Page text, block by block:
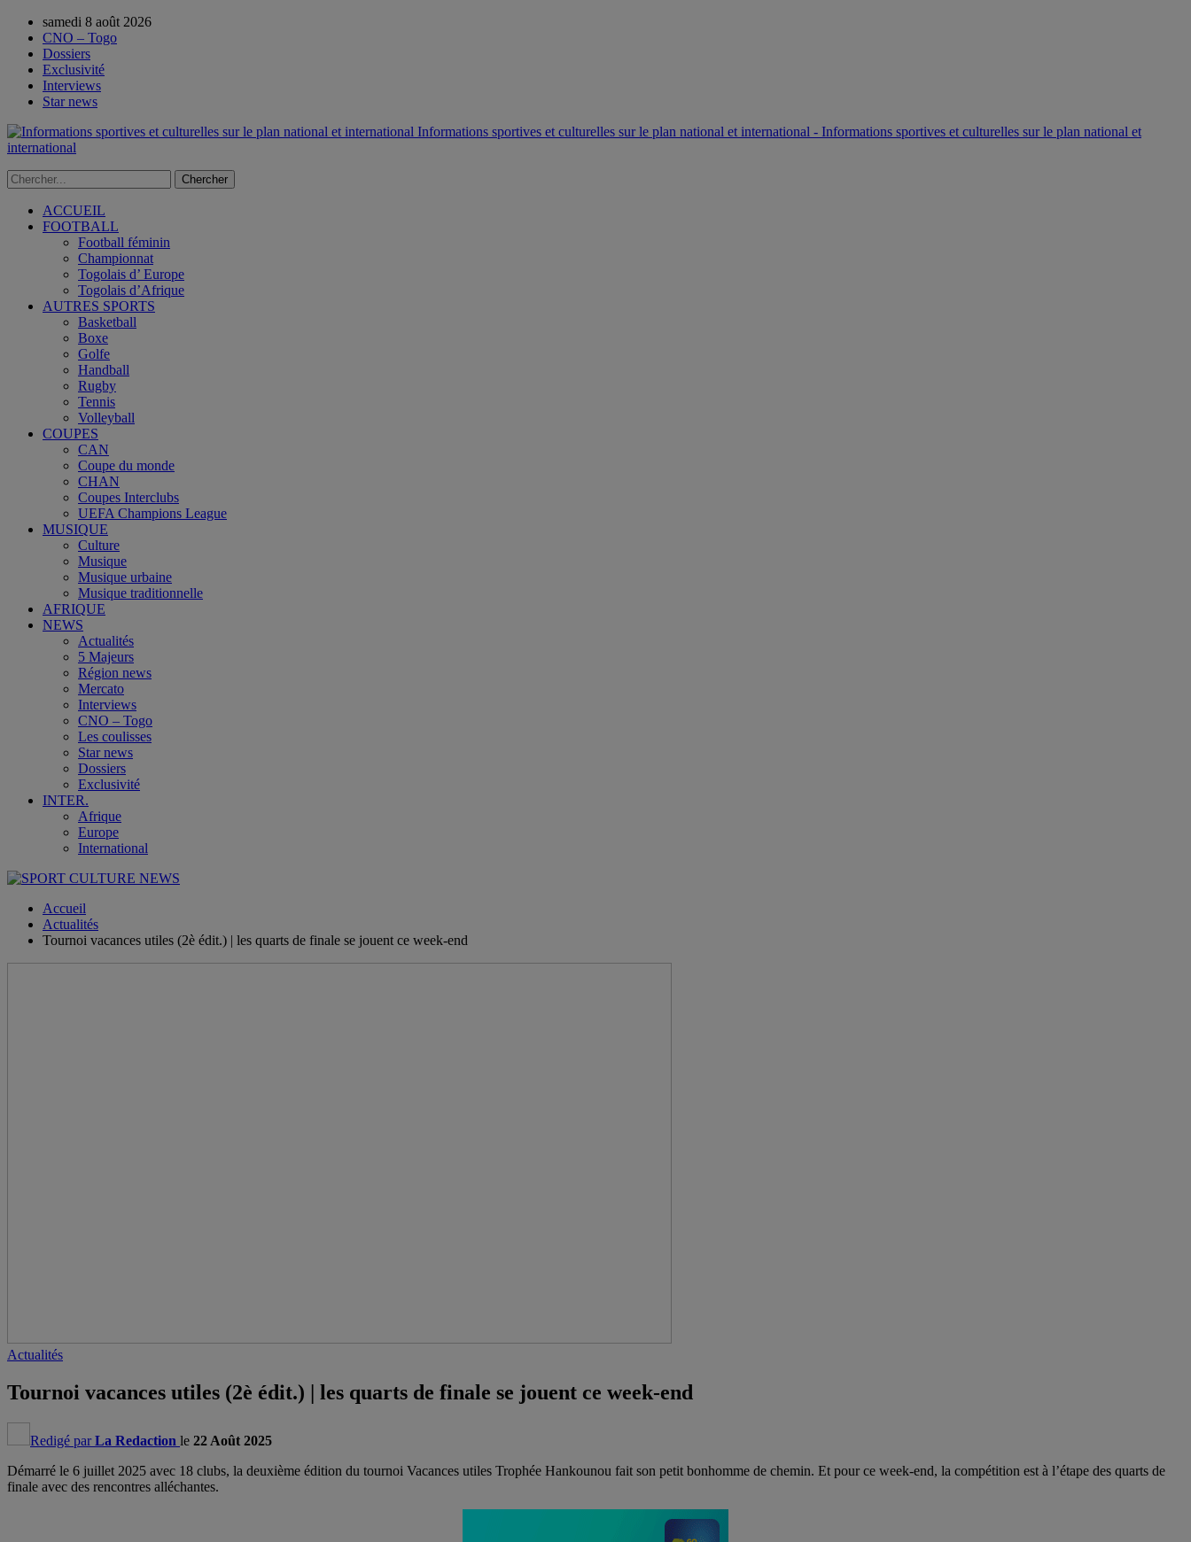
samedi 8 août 2026
CNO – Togo
Dossiers
Exclusivité
Interviews
Star news
Informations sportives et culturelles sur le plan national et international - Informations sportives et culturelles sur le plan national et
international
ACCUEIL
FOOTBALL
Football féminin
Championnat
Togolais d’ Europe
Togolais d’Afrique
AUTRES SPORTS
Basketball
Boxe
Golfe
Handball
Rugby
Tennis
Volleyball
COUPES
CAN
Coupe du monde
CHAN
Coupes Interclubs
UEFA Champions League
MUSIQUE
Culture
Musique
Musique urbaine
Musique traditionnelle
AFRIQUE
NEWS
Actualités
5 Majeurs
Région news
Mercato
Interviews
CNO – Togo
Les coulisses
Star news
Dossiers
Exclusivité
INTER.
Afrique
Europe
International
Accueil
Actualités
Tournoi vacances utiles (2è édit.) | les quarts de finale se jouent ce week-end
Actualités
Tournoi vacances utiles (2è édit.) | les quarts de finale se jouent ce week-end
Redigé par La Redaction le 22 Août 2025
Démarré le 6 juillet 2025 avec 18 clubs, la deuxième édition du tournoi Vacances utiles Trophée Hankounou fait son petit bonhomme de chemin. Et pour ce week-end, la compétition est à l’étape des quarts de
finale avec des rencontres alléchantes.